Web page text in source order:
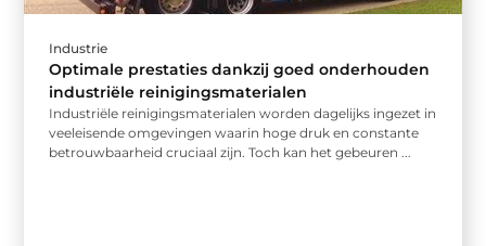
Industrie
Optimale prestaties dankzij goed onderhouden
industriële reinigingsmaterialen
Industriële reinigingsmaterialen worden dagelijks ingezet in
veeleisende omgevingen waarin hoge druk en constante
betrouwbaarheid cruciaal zijn. Toch kan het gebeuren ...